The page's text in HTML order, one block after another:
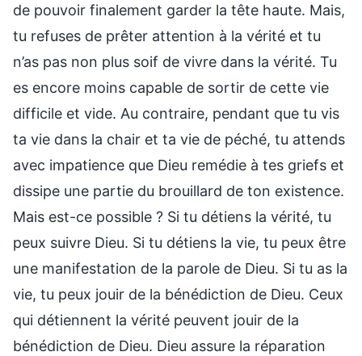
de pouvoir finalement garder la tête haute. Mais,
tu refuses de prêter attention à la vérité et tu
n’as pas non plus soif de vivre dans la vérité. Tu
es encore moins capable de sortir de cette vie
difficile et vide. Au contraire, pendant que tu vis
ta vie dans la chair et ta vie de péché, tu attends
avec impatience que Dieu remédie à tes griefs et
dissipe une partie du brouillard de ton existence.
Mais est-ce possible ? Si tu détiens la vérité, tu
peux suivre Dieu. Si tu détiens la vie, tu peux être
une manifestation de la parole de Dieu. Si tu as la
vie, tu peux jouir de la bénédiction de Dieu. Ceux
qui détiennent la vérité peuvent jouir de la
bénédiction de Dieu. Dieu assure la réparation